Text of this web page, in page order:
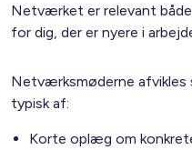
Netværket er relevant
for dig, der er nyere i
Netværksmøderne afvikles
typisk af:
Korte oplæg om